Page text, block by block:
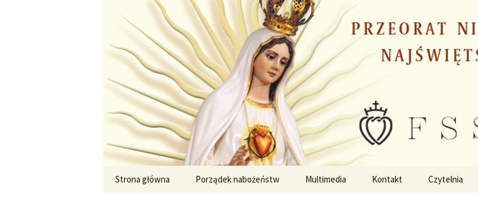
Strona główna Porządek nabożeństw Multimedia Kontakt Czytelnia